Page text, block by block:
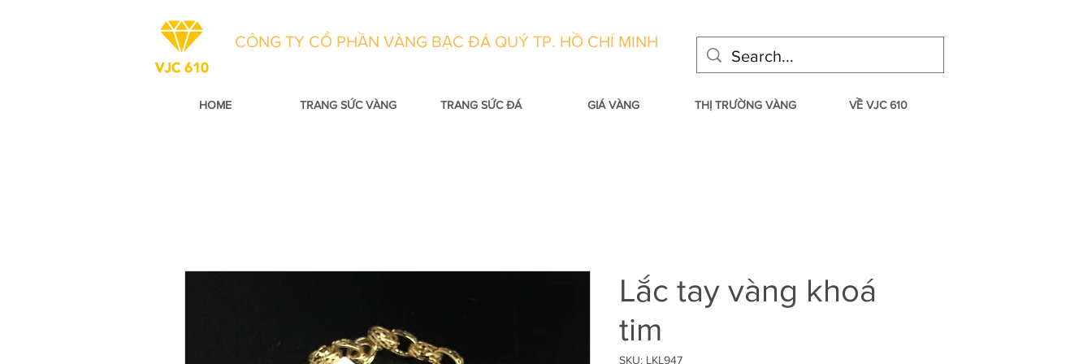
CÔNG TY CỔ PHẦN VÀNG BẠC ĐÁ QUÝ TP. HỒ CHÍ MINH
HOME TRANG SỨC VÀNG TRANG SỨC ĐÁ GIÁ VÀNG THỊ TRƯỜNG VÀNG VỀ VJC 610
Lắc tay vàng khoá
tim
SKU: LKL947